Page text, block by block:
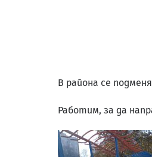
В района се
Работим, за да